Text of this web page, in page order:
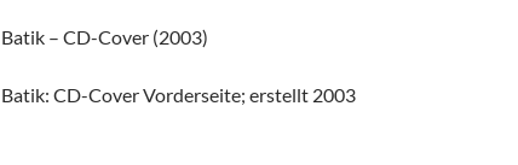
Batik – CD-Cover (2003)
Batik: CD-Cover Vorderseite; erstellt 2003